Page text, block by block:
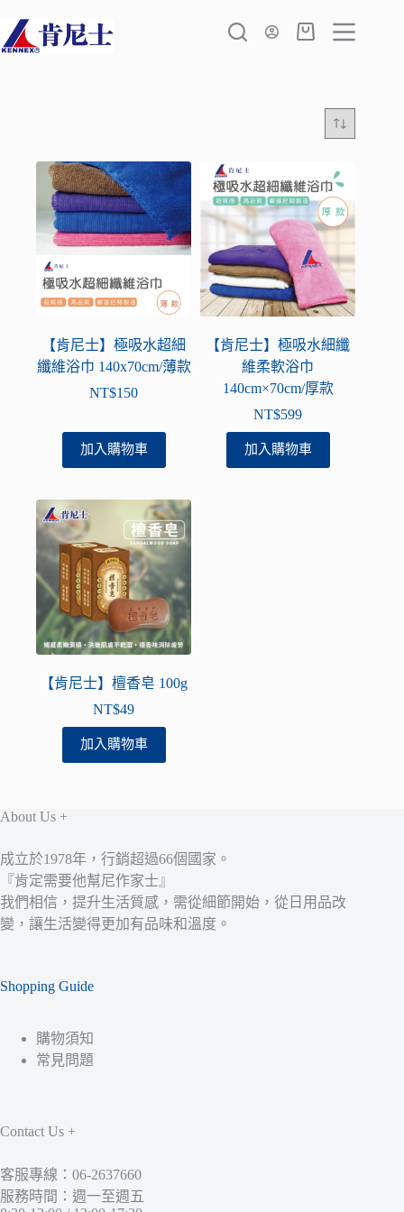
至
主
購
【肯尼士】極吸水超細
纖維浴巾 140x70cm/薄款
NT$150
加入購物車
【肯尼士】極吸水細纖
維柔軟浴巾
140cm×70cm/厚款
NT$599
加入購物車
【肯尼士】檀香皂 100g
NT$49
加入購物車
About Us +
成立於1978年，行銷超過66個國家。
『肯定需要他幫尼作家士』
我們相信，提升生活質感，需從細節開始，從日用品改
變，讓生活變得更加有品味和溫度。
Shopping Guide
購物須知
常見問題
Contact Us +
客服專線：06-2637660
服務時間：週一至週五